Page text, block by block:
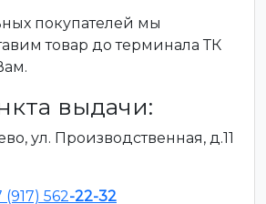
покупателей мы
товар до терминала ТК
выдачи:
ул. Производственная, д.11
(917) 562-22-32